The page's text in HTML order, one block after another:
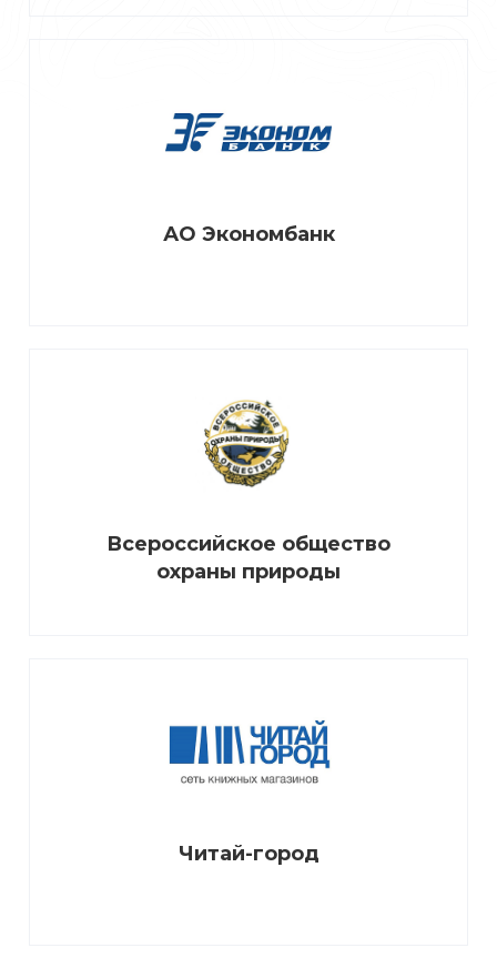
АО Экономбанк
Всероссийское общество
охраны природы
Читай-город